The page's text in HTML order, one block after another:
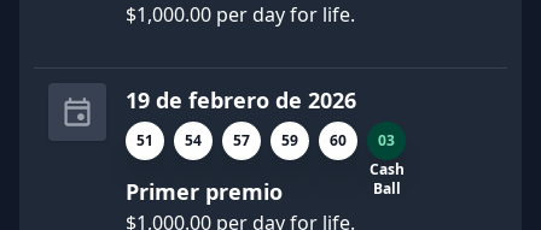
$1,000.00 per day for life.
19 de febrero de 2026
51 54 57 59
60
Cash
Ball
03
Primer premio
$1,000.00 per day for life.